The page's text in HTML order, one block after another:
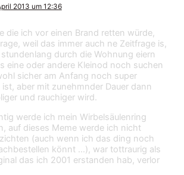
2013 um 12:36
die ich vor einen Brand retten würde,
weil das immer auch ne Zeitfrage is,
durch die Wohnung eiern
eine oder andere Kleinod noch suchen
sicher am Anfang noch super
ist, aber mit zunehmnder Dauer dann
und rauchiger wird.
werde ich mein Wirbelsäulenring
auf dieses Meme werde ich nicht
(auch wenn ich das ding noch
könnt …), war tottraurig als
das ich 2001 erstanden hab, verlor